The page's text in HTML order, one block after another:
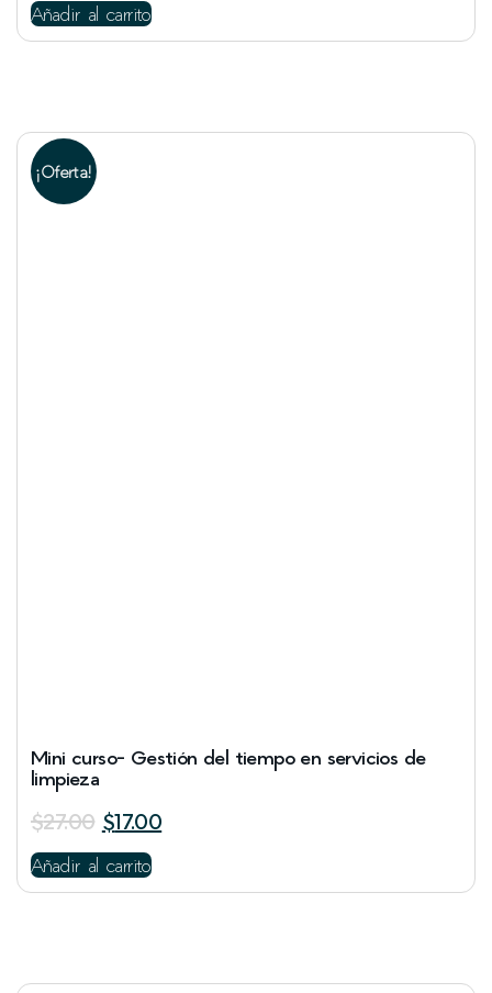
Añadir al carrito
¡Oferta!
Mini curso- Gestión del tiempo en servicios de
limpieza
$27.00 $17.00
Añadir al carrito